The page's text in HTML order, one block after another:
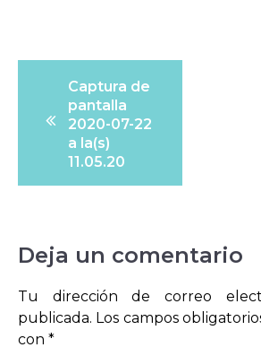
entradas
Captura de
pantalla
2020-07-22
a la(s)
11.05.20
Deja un comentario
Tu dirección de correo
publicada. Los campos
con *